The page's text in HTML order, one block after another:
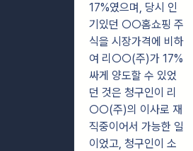
17%였으며, 당시 인
기있던 ○○홈쇼핑 주
식을 시장가격에 비하
여 리○○(주)가 17%
싸게 양도할 수 있었
던 것은 청구인이 리
○○(주)의 이사로 재
직중이어서 가능한 일
이었고, 청구인이 소